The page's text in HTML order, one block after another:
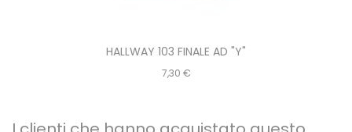
HALLWAY 103 FINALE AD "Y"
Prezzo
7,30 €